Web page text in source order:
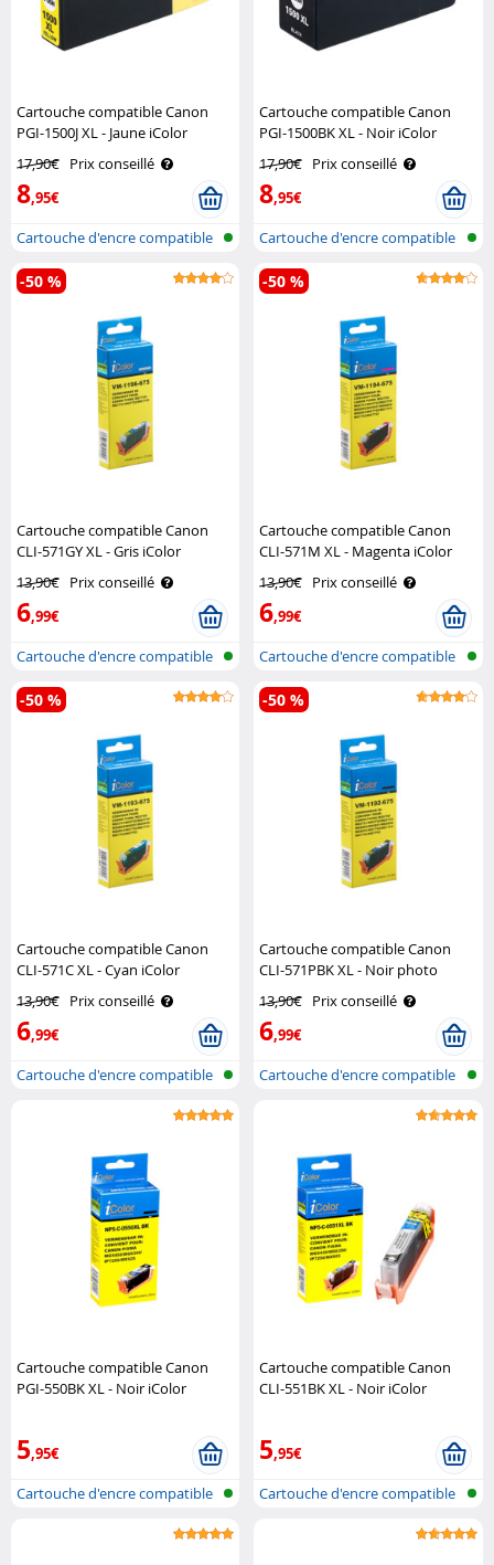
Cartouche compatible Canon
PGI-1500J XL - Jaune iColor
17,90€ Prix conseillé
8,95€
Cartouche d'encre compatible
pour i..
Cartouche compatible Canon
PGI-1500BK XL - Noir iColor
17,90€ Prix conseillé
8,95€
Cartouche d'encre compatible
pour i..
Cartouche compatible Canon
CLI-571GY XL - Gris iColor
13,90€ Prix conseillé
6,99€
-50 %
Cartouche d'encre compatible
pour i..
Cartouche compatible Canon
CLI-571M XL - Magenta iColor
13,90€ Prix conseillé
6,99€
-50 %
Cartouche d'encre compatible
pour i..
Cartouche compatible Canon
CLI-571C XL - Cyan iColor
13,90€ Prix conseillé
6,99€
-50 %
Cartouche d'encre compatible
Cartouche compatible Canon
CLI-571PBK XL - Noir photo
13,90€ Prix conseillé
6,99€
-50 %
Cartouche d'encre compatible
Cartouche compatible Canon
PGI-550BK XL - Noir iColor
5,95€
Cartouche d'encre compatible
Cartouche compatible Canon
CLI-551BK XL - Noir iColor
5,95€
Cartouche d'encre compatible